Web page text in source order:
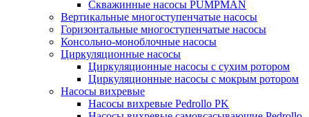
Скважинные насосы PUMPMAN
Вертикальные многоступенчатые насосы
Горизонтальные многоступенчатые насосы
Консольно-моноблочные насосы
Циркуляционные насосы
Циркуляционные насосы с сухим ротором
Циркуляционные насосы с мокрым ротором
Насосы вихревые
Насосы вихревые Pedrollo PK